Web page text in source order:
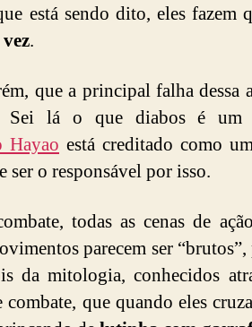
está sendo dito, eles fazem
.
que a principal falha dessa
Sei lá o que diabos é um
Hayao está creditado como
ser o responsável por isso.
todas as cenas de
parecem ser
da mitologia, conhecidos
que quando eles